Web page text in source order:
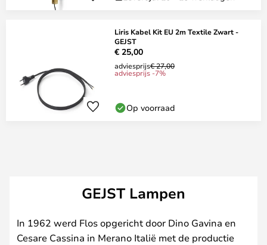
Liris Kabel Kit EU 2m Textile Zwart -
GEJST
€ 25,00
adviesprijs€ 27,00
adviesprijs -7%
Op voorraad
GEJST Lampen
In 1962 werd Flos opgericht door Dino Gavina en
Cesare Cassina in Merano Italië met de productie